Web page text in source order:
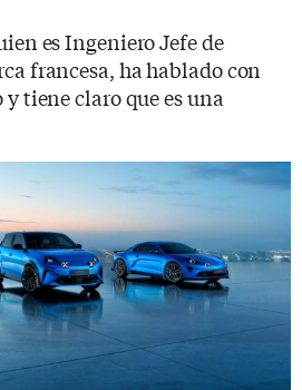
es Ingeniero Jefe de
francesa, ha hablado con
y tiene claro que es una